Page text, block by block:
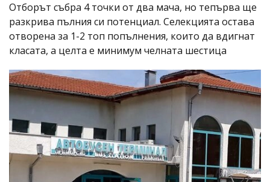
Отборът събра 4 точки от два мача, но тепърва ще
разкрива пълния си потенциал. Селекцията остава
отворена за 1-2 топ попълнения, които да вдигнат
класата, а целта е минимум челната шестица